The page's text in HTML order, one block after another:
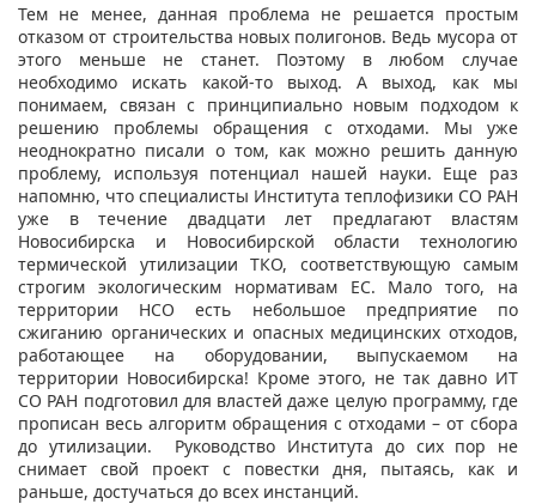
Тем не менее, данная проблема не решается простым
отказом от строительства новых полигонов. Ведь мусора от
этого меньше не станет. Поэтому в любом случае
необходимо искать какой-то выход. А выход, как мы
понимаем, связан с принципиально новым подходом к
решению проблемы обращения с отходами. Мы уже
неоднократно писали о том, как можно решить данную
проблему, используя потенциал нашей науки. Еще раз
напомню, что специалисты Института теплофизики СО РАН
уже в течение двадцати лет предлагают властям
Новосибирска и Новосибирской области технологию
термической утилизации ТКО, соответствующую самым
строгим экологическим нормативам ЕС. Мало того, на
территории НСО есть небольшое предприятие по
сжиганию органических и опасных медицинских отходов,
работающее на оборудовании, выпускаемом на
территории Новосибирска! Кроме этого, не так давно ИТ
СО РАН подготовил для властей даже целую программу, где
прописан весь алгоритм обращения с отходами – от сбора
до утилизации. Руководство Института до сих пор не
снимает свой проект с повестки дня, пытаясь, как и
раньше, достучаться до всех инстанций.